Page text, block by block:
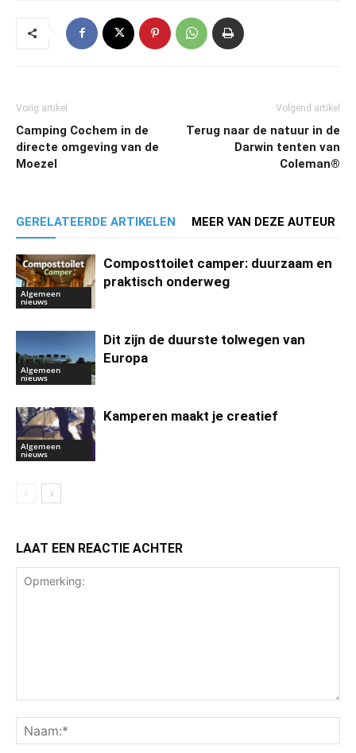
Vorig artikel
Camping Cochem in de
directe omgeving van de
Moezel
Volgend artikel
Terug naar de natuur in de
Darwin tenten van
Coleman®
GERELATEERDE ARTIKELEN MEER VAN DEZE AUTEUR
Algemeen
nieuws
Composttoilet camper: duurzaam en
praktisch onderweg
Algemeen
nieuws
Dit zijn de duurste tolwegen van
Europa
Algemeen
nieuws
Kamperen maakt je creatief
LAAT EEN REACTIE ACHTER